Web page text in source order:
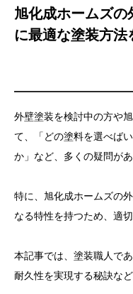
旭化成ホームズの
に最適な塗装方法
外壁塗装を検討中の方や
て、「どの塗料を選べば
か」など、多くの疑問があ
特に、旭化成ホームズの
なる特性を持つため、適
本記事では、塗装職人で
耐久性を実現する秘訣な
施工実績
ココだけの話
お問い合わせ